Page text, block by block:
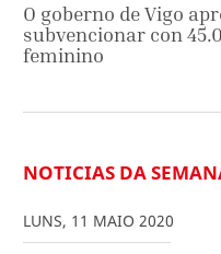
O goberno de Vigo
subvencionar con
feminino
NOTICIAS DA
LUNS, 11 MAIO 2020